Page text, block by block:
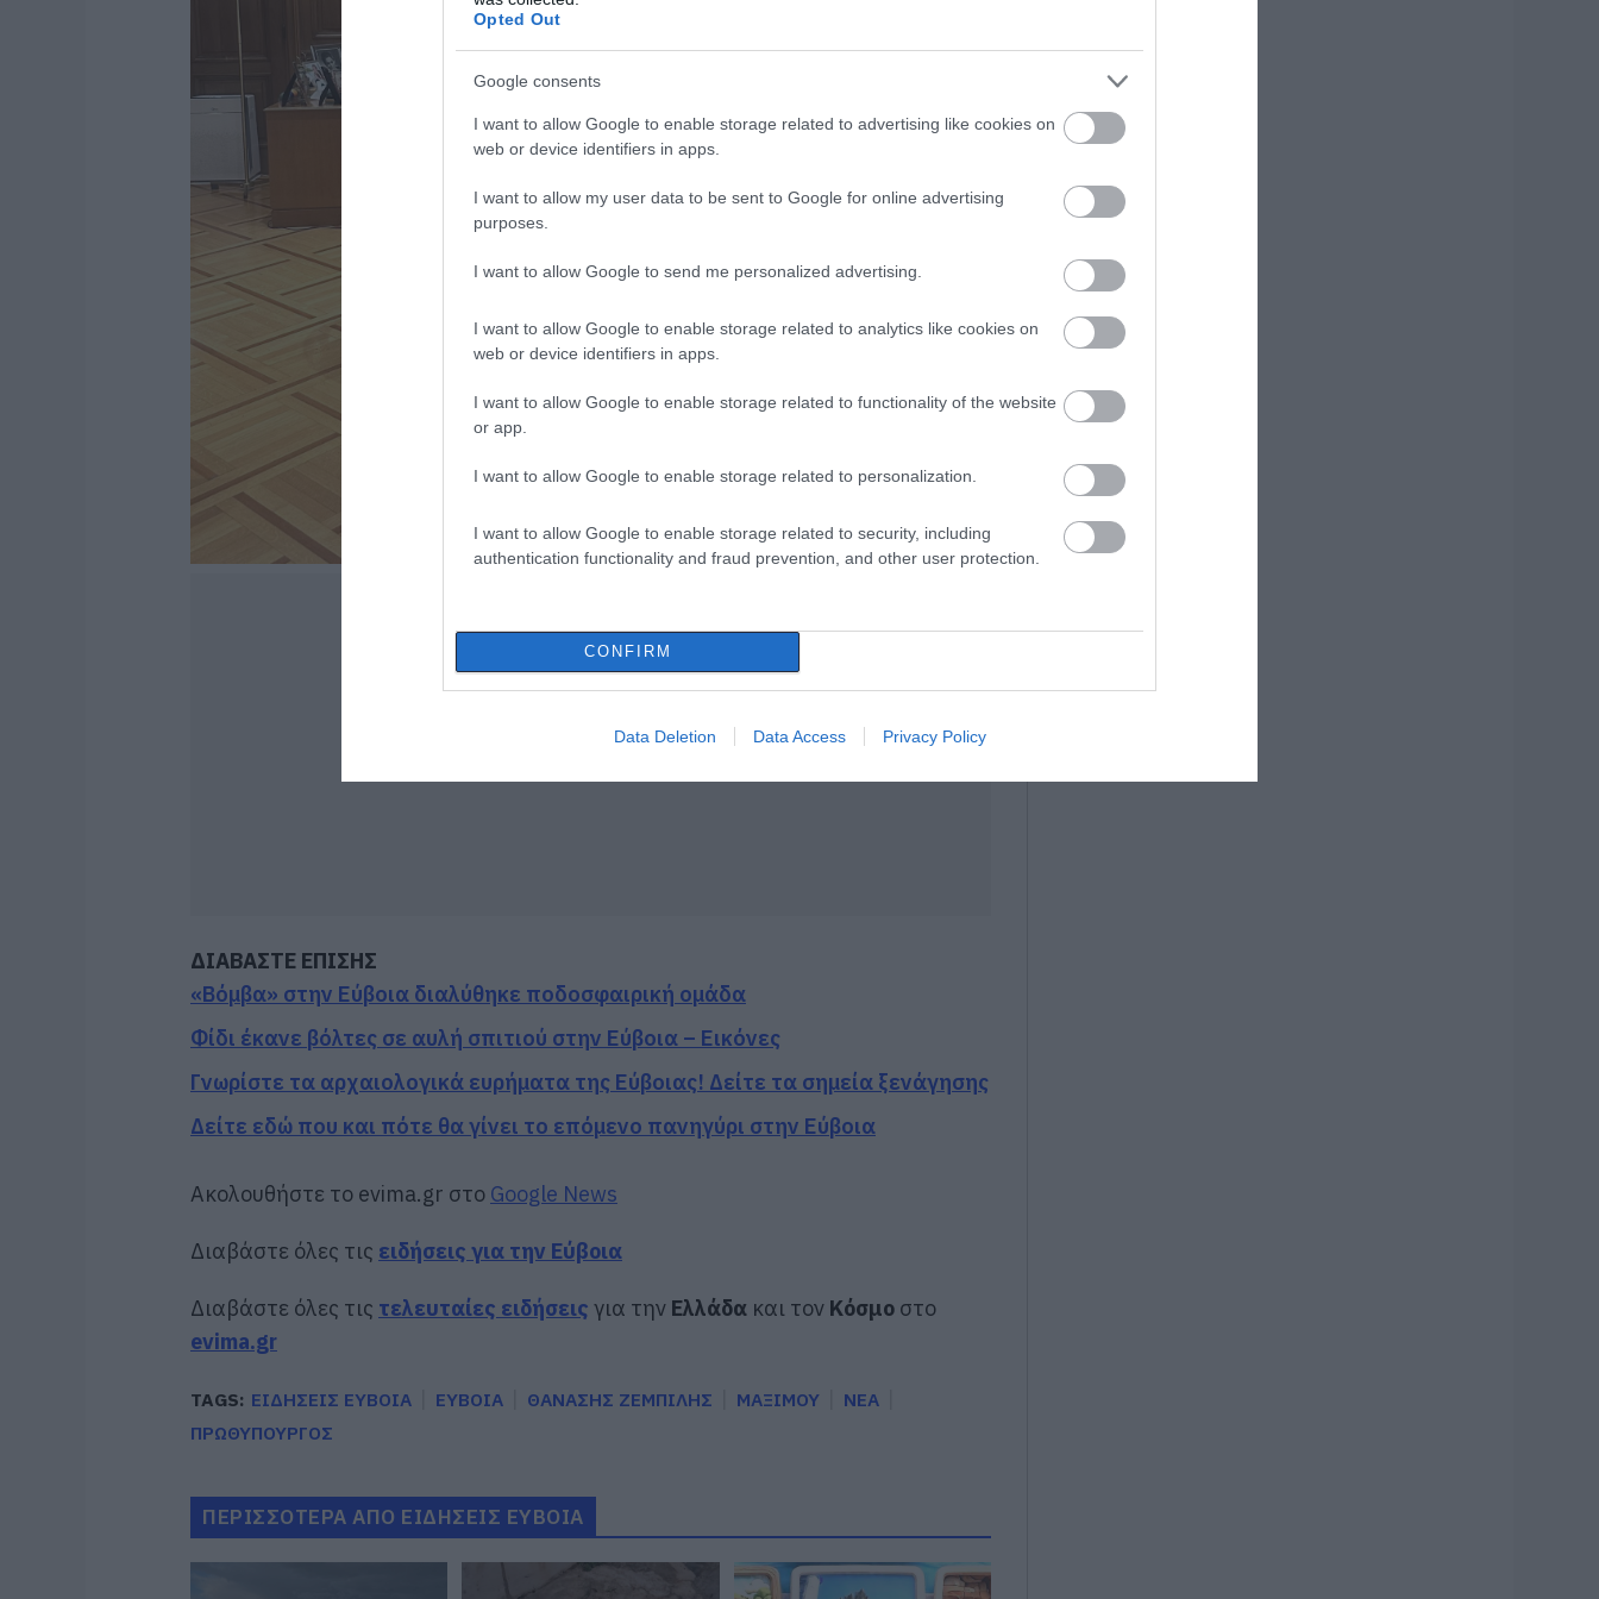
Opted Out
Google consents
I want to allow Google to enable storage related to advertising like cookies on
web or device identifiers in apps.
I want to allow my user data to be sent to Google for online advertising
purposes.
I want to allow Google to send me personalized advertising.
I want to allow Google to enable storage related to analytics like cookies on
web or device identifiers in apps.
I want to allow Google to enable storage related to functionality of the website
or app.
I want to allow Google to enable storage related to personalization.
I want to allow Google to enable storage related to security, including
authentication functionality and fraud prevention, and other user protection.
CONFIRM
Data Deletion Data Access Privacy Policy
ΔΙΑΒΑΣΤΕ ΕΠΙΣΗΣ
«Βόμβα» στην Εύβοια διαλύθηκε ποδοσφαιρική ομάδα
Φίδι έκανε βόλτες σε αυλή σπιτιού στην Εύβοια – Εικόνες
Γνωρίστε τα αρχαιολογικά ευρήματα της Εύβοιας! Δείτε τα σημεία ξενάγησης
Δείτε εδώ που και πότε θα γίνει το επόμενο πανηγύρι στην Εύβοια
Ακολουθήστε το evima.gr στο Google News
Διαβάστε όλες τις ειδήσεις για την Εύβοια
Διαβάστε όλες τις τελευταίες ειδήσεις για την Ελλάδα και τον Κόσμο στο
evima.gr
TAGS: ΕΙΔΗΣΕΙΣ ΕΥΒΟΙΑ ΕΥΒΟΙΑ ΘΑΝΑΣΗΣ ΖΕΜΠΙΛΗΣ ΜΑΞΙΜΟΥ
ΝΕΑ
ΠΡΩΘΥΠΟΥΡΓΟΣ
ΠΕΡΙΣΣΟΤΕΡΑ ΑΠΟ ΕΙΔΗΣΕΙΣ ΕΥΒΟΙΑ
Εύβοια! Επιμένουν
06.08.2026 | 08:15
Δύσκολες οι
επόμενες ώρες στην
Προσοχή